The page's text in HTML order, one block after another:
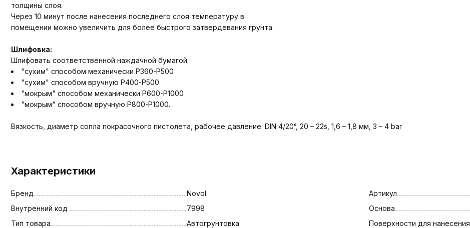
толщины слоя.
Через 10 минут после нанесения последнего слоя температуру в
помещении можно увеличить для более быстрого затвердевания грунта.
Шлифовка:
Шлифовать соответственной наждачной бумагой:
"сухим" способом механически Р360-Р500
"сухим" способом вручную Р400-Р500
"мокрым" способом механически Р600-Р1000
"мокрым" способом вручную Р800-Р1000.
Вязкость, диаметр сопла покрасочного пистолета, рабочее давление: DIN 4/20°, 20 – 22s, 1,6 – 1,8 мм, 3 – 4 bar
Характеристики
Бренд
Novol
Внутренний код
7998
Тип товара
Автогрунтовка
Артикул
Основа
Поверхности для нанесения